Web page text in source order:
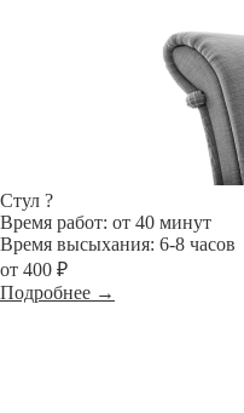
Стул ?
Время работ: от 40 минут
Время высыхания: 6-8 часов
от 400 ₽
Подробнее →